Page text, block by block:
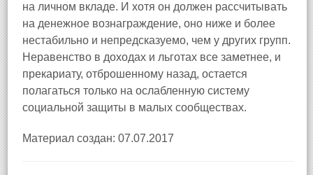
на личном вкладе. И хотя он должен рассчитывать
на денежное вознаграждение, оно ниже и более
нестабильно и непредсказуемо, чем у других групп.
Неравенство в доходах и льготах все заметнее, и
прекариату, отброшенному назад, остается
полагаться только на ослабленную систему
социальной защиты в малых сообществах.
Материал создан: 07.07.2017